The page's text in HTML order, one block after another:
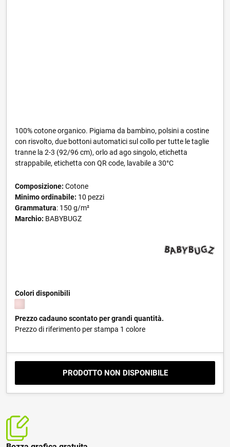
100% cotone organico. Pigiama da bambino, polsini a costine
con risvolto, due bottoni automatici sul collo per tutte le taglie
tranne la 2-3 (92/96 cm), orlo ad ago singolo, etichetta
strappabile, etichetta con QR code, lavabile a 30°C
Composizione: Cotone
Minimo ordinabile: 10 pezzi
Grammatura: 150 g/m²
Marchio: BABYBUGZ
Colori disponibili
Prezzo cadauno scontato per grandi quantità.
Prezzo di riferimento per stampa 1 colore
PRODOTTO NON DISPONIBILE